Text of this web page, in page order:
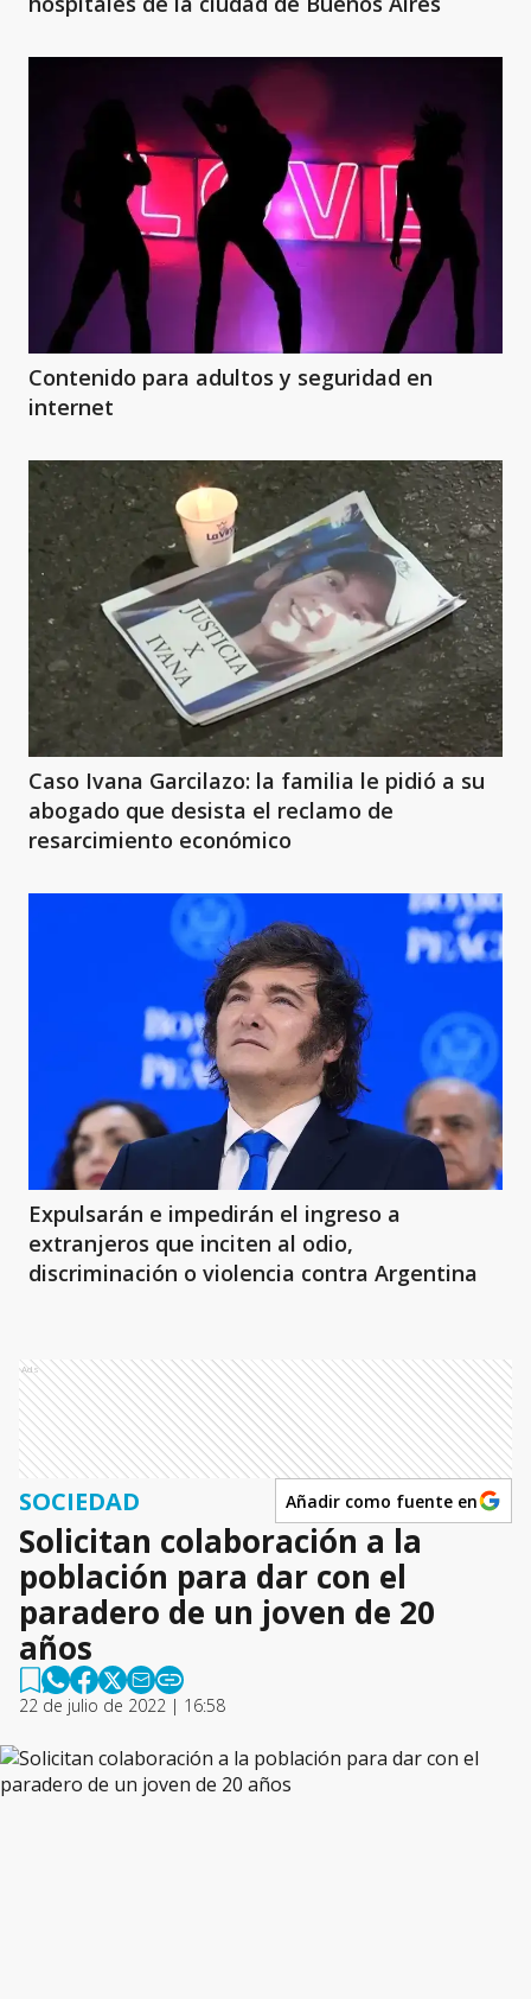
Contenido para adultos y seguridad en
internet
Caso Ivana Garcilazo: la familia le pidió a su
abogado que desista el reclamo de
resarcimiento económico
Expulsarán e impedirán el ingreso a
extranjeros que inciten al odio,
discriminación o violencia contra Argentina
Ads
SOCIEDAD Añadir como fuente en
Solicitan colaboración a la
población para dar con el
paradero de un joven de 20
años
22 de julio de 2022 | 16:58